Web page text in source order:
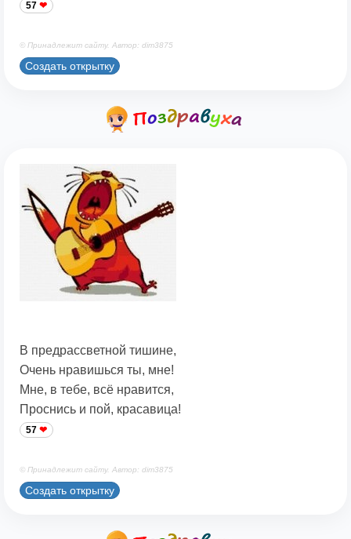
57
© Принадлежит сайту. Автор: dim3875
Создать открытку
В предрассветной тишине,
Очень нравишься ты, мне!
Мне, в тебе, всё нравится,
Проснись и пой, красавица!
57
© Принадлежит сайту. Автор: dim3875
Создать открытку